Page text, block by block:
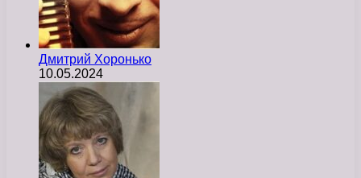
Дмитрий Хоронько
10.05.2024